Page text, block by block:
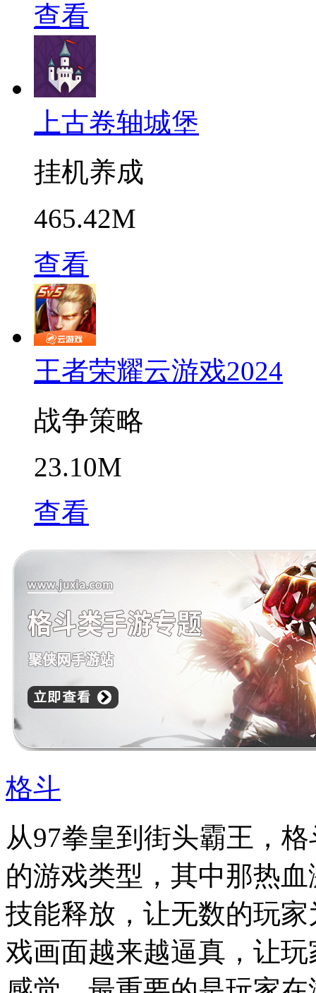
查看
上古卷轴城堡
挂机养成
465.42M
查看
王者荣耀云游戏2024
战争策略
23.10M
查看
格斗
从97拳皇到街头霸王，
的游戏类型，其中那热
技能释放，让无数的玩
戏画面越来越逼真，让